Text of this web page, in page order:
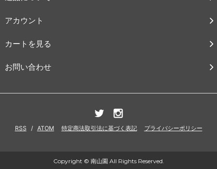
アカウント
カートを見る
お問い合わせ
RSS / ATOM 特定商法取引法に基づく表記 プライバシーポリシー
Copyright © 南山園 All Rights Reserved.